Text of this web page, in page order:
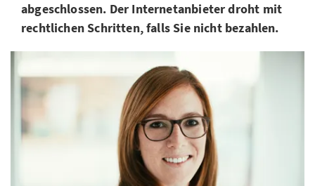
abgeschlossen. Der Internetanbieter droht mit
rechtlichen Schritten, falls Sie nicht bezahlen.